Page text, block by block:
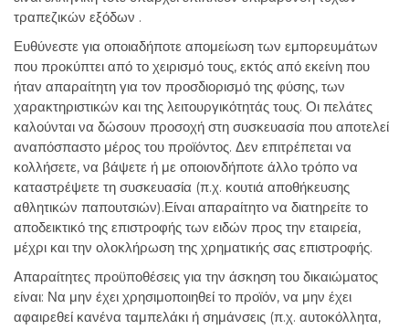
τραπεζικών εξόδων .
Ευθύνεστε για οποιαδήποτε απομείωση των εμπορευμάτων
που προκύπτει από το χειρισμό τους, εκτός από εκείνη που
ήταν απαραίτητη για τον προσδιορισμό της φύσης, των
χαρακτηριστικών και της λειτουργικότητάς τους. Οι πελάτες
καλούνται να δώσουν προσοχή στη συσκευασία που αποτελεί
αναπόσπαστο μέρος του προϊόντος. Δεν επιτρέπεται να
κολλήσετε, να βάψετε ή με οποιονδήποτε άλλο τρόπο να
καταστρέψετε τη συσκευασία (π.χ. κουτιά αποθήκευσης
αθλητικών παπουτσιών).Είναι απαραίτητο να διατηρείτε το
αποδεικτικό της επιστροφής των ειδών προς την εταιρεία,
μέχρι και την ολοκλήρωση της χρηματικής σας επιστροφής.
Απαραίτητες προϋποθέσεις για την άσκηση του δικαιώματος
είναι: Να μην έχει χρησιμοποιηθεί το προϊόν, να μην έχει
αφαιρεθεί κανένα ταμπελάκι ή σημάνσεις (π.χ. αυτοκόλλητα,